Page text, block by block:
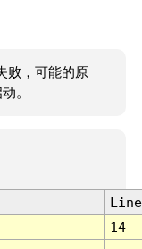
败，可能的原
。
Line
14